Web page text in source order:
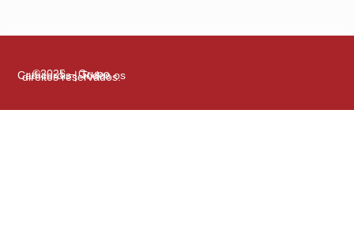
©2025 – Grupo Cathcordis | Todos os direitos reservados.